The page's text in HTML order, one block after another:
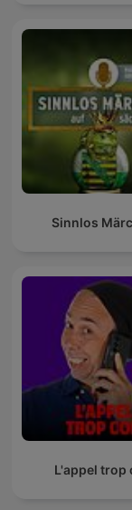
Sinnlos
L'appel trop